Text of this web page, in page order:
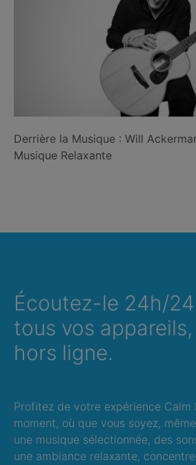
Derrière la Musique : Will
Musique Relaxante
Écoutez-le 24h/
tous vos
hors ligne.
Profitez de votre expérience Calm
moment, où que vous soyez,
une musique sélectionnée, des
une ambiance relaxante,